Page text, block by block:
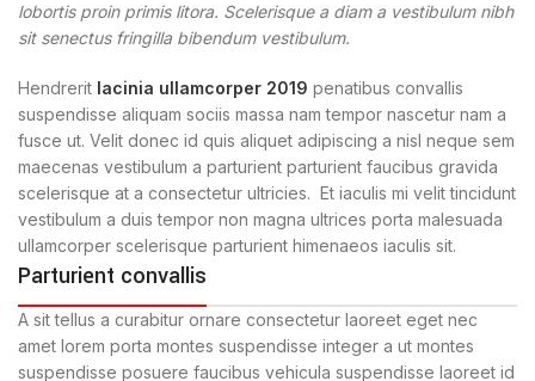
lobortis proin primis litora. Scelerisque a diam a vestibulum nibh
sit senectus fringilla bibendum vestibulum.
Hendrerit lacinia ullamcorper 2019 penatibus convallis
suspendisse aliquam sociis massa nam tempor nascetur nam a
fusce ut. Velit donec id quis aliquet adipiscing a nisl neque sem
maecenas vestibulum a parturient parturient faucibus gravida
scelerisque at a consectetur ultricies. Et iaculis mi velit tincidunt
vestibulum a duis tempor non magna ultrices porta malesuada
ullamcorper scelerisque parturient himenaeos iaculis sit.
Parturient convallis
A sit tellus a curabitur ornare consectetur laoreet eget nec
amet lorem porta montes suspendisse integer a ut montes
suspendisse posuere faucibus vehicula suspendisse laoreet id